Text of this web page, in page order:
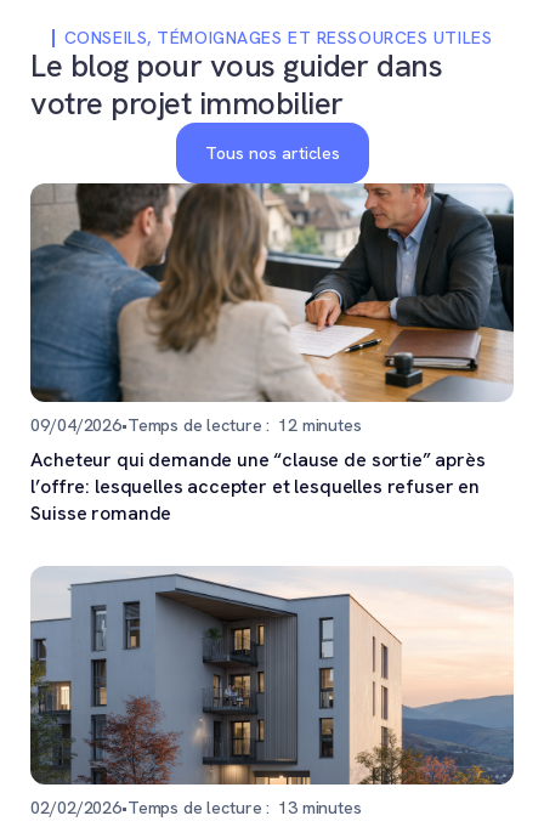
CONSEILS, TÉMOIGNAGES ET RESSOURCES UTILES
Le blog pour vous guider dans
votre projet immobilier
Tous nos articles
09/04/2026•Temps de lecture : 12minutes
Acheteur qui demande une “clause de sortie” après
l’offre: lesquelles accepter et lesquelles refuser en
Suisse romande
02/02/2026•Temps de lecture : 13minutes